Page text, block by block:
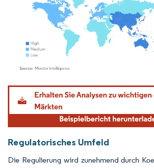
Bild © Mordor Intelligence. Wiederverwendung
Regulatorisches Umfeld
Die Regulierung wird zunehmend durch